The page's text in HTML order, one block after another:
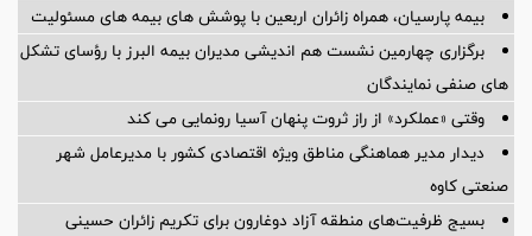
بیمه پارسیان، همراه زائران اربعین با پوشش های بیمه های مسئولیت
برگزاری چهارمین نشست هم اندیشی مدیران بیمه البرز با رؤسای تشکل
های صنفی نمایندگان
وقتی «عملکرد» از راز ثروت پنهان آسیا رونمایی می کند
دیدار مدیر هماهنگی مناطق ویژه اقتصادی کشور با مدیرعامل شهر
صنعتی کاوه
بسیج ظرفیت‌های منطقه آزاد دوغارون برای تکریم زائران حسینی